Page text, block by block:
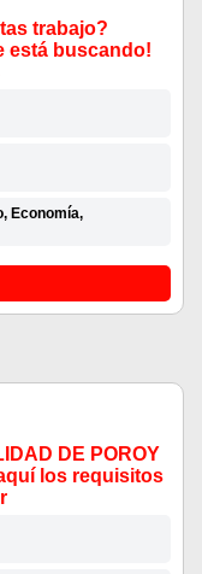
trabajo?
está buscando!
Economía,
DE POROY
los requisitos